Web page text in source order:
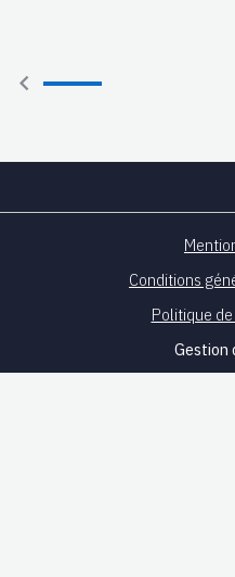
Conditions
Politique
Gestion